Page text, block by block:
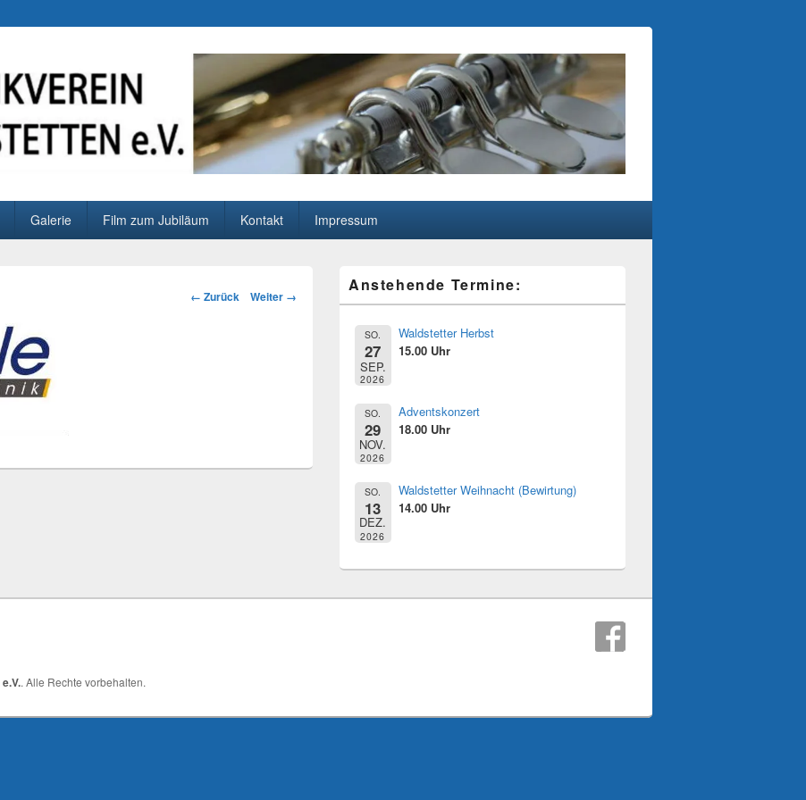
e.V.
Galerie Film zum Jubiläum Kontakt Impressum
Bilder-
← Zurück Weiter →
Seitenleisten
Widget-
Anstehende Termine:
SO.
27
SEP.
2026
Waldstetter Herbst
15.00 Uhr
SO.
29
NOV.
2026
Adventskonzert
18.00 Uhr
SO.
13
DEZ.
2026
Waldstetter Weihnacht (Bewirtung)
14.00 Uhr
. Alle Rechte vorbehalten.